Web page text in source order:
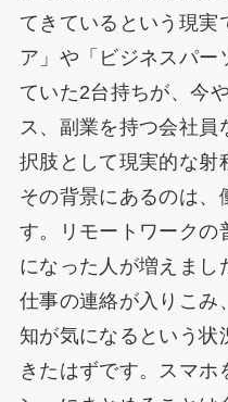
てきているという現実
ア」や「ビジネスパー
ていた2台持ちが、今
ス、副業を持つ会社員
択肢として現実的な射
その背景にあるのは、
す。リモートワークの
になった人が増えまし
仕事の連絡が入りこみ
知が気になるという状
きたはずです。スマホ